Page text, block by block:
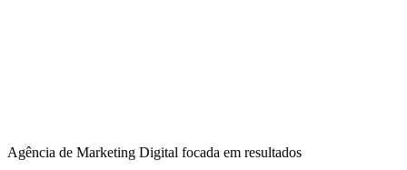
Agência de Marketing Digital focada em resultados